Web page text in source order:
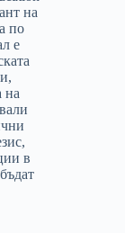
на
по
е
на
в